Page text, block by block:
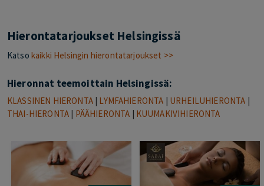
Hierontatarjoukset Helsingissä
Katso kaikki Helsingin hierontatarjoukset >>
Hieronnat teemoittain Helsingissä:
KLASSINEN HIERONTA| LYMFAHIERONTA | URHEILUHIERONTA |
THAI-HIERONTA | PÄÄHIERONTA | KUUMAKIVIHIERONTA